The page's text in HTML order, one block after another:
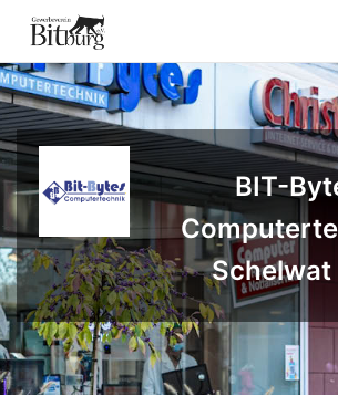
content
BIT-
Schelwat